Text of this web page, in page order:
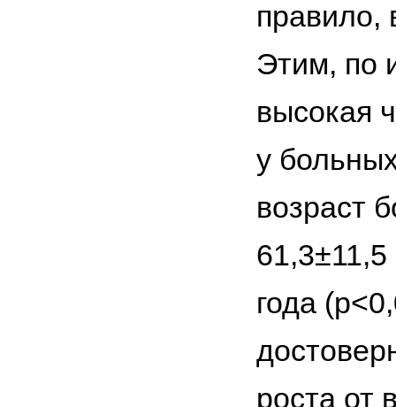
правило,
Этим, по
высокая
у
возраст
61,3±11,5
года
роста от